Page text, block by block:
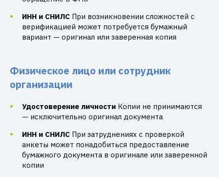
ИНН и СНИЛС При возникновении сложностей с
верификацией может потребуется бумажный
вариант — оригинал или заверенная копия
Физическое лицо или сотрудник
организации
Удостоверение личности Копии не принимаются
— исключительно оригинал документа
ИНН и СНИЛС При затруднениях с проверкой
анкеты может понадобиться предоставление
бумажного документа в оригинале или заверенной
копии